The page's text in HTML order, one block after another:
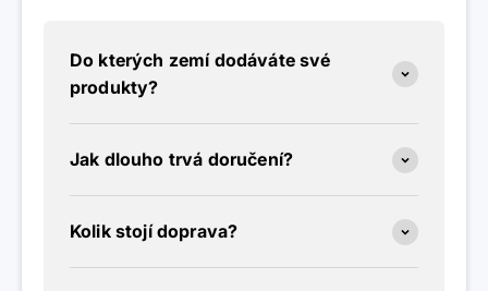
Do kterých zemí dodáváte své
produkty?
Jak dlouho trvá doručení?
Kolik stojí doprava?